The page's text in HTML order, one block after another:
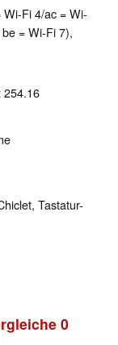
Fi 4/ac = Wi-
= Wi-Fi 7),
254.16
Tastatur-
0